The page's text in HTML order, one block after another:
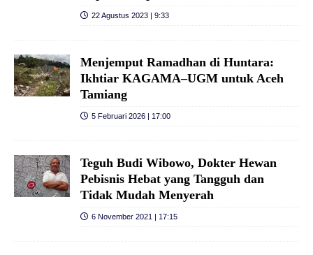
22 Agustus 2023 | 9:33
Menjemput Ramadhan di Huntara:
Ikhtiar KAGAMA–UGM untuk Aceh
Tamiang
5 Februari 2026 | 17:00
Teguh Budi Wibowo, Dokter Hewan
Pebisnis Hebat yang Tangguh dan
Tidak Mudah Menyerah
6 November 2021 | 17:15